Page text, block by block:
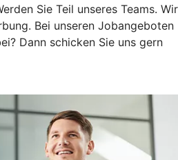
Sie Teil unseres Teams. Wir
Bei unseren Jobangeboten
Dann schicken Sie uns gern